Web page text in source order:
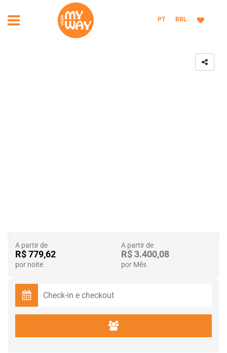
PT BRL
A partir de
R$ 779,62
por noite
A partir de
R$ 3.400,08
por Mês